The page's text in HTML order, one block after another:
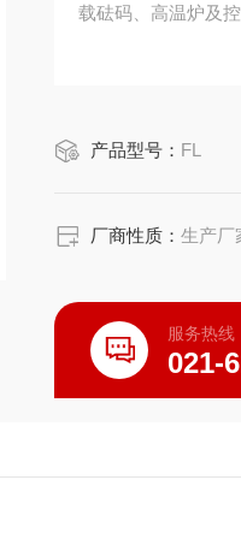
载砝码、高温炉及
产品型号： FL
厂商性质：生产厂
服务热线
021-